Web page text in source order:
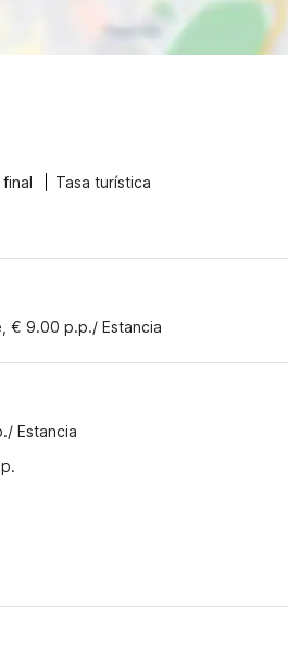
Tasa turística
€ 9.00 p.p./ Estancia
Estancia